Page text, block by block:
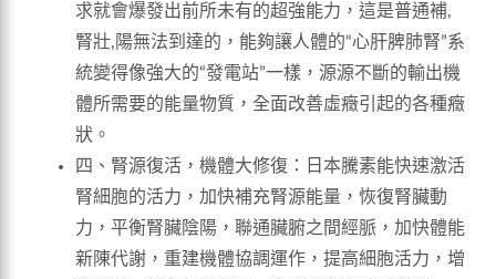
求就會爆發出前所未有的超強能力，這是普通補,
腎壯,陽無法到達的，能夠讓人體的“心肝脾肺腎”系
統變得像強大的“發電站”一樣，源源不斷的輸出機
體所需要的能量物質，全面改善虛癥引起的各種癥
狀。
四、腎源復活，機體大修復：日本騰素能快速激活
腎細胞的活力，加快補充腎源能量，恢復腎臟動
力，平衡腎臟陰陽，聯通臟腑之間經脈，加快體能
新陳代謝，重建機體協調運作，提高細胞活力，增